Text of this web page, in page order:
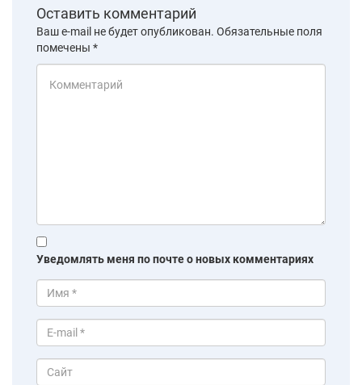
Оставить комментарий
Ваш e-mail не будет опубликован. Обязательные поля
помечены *
Уведомлять меня по почте о новых комментариях